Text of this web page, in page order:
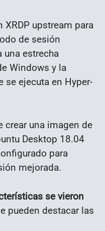
upstream para
de sesión
una estrecha
Windows y la
se ejecuta en Hyper-
crear una imagen de
Desktop 18.04
para
mejorada.
se vieron
pueden destacar las